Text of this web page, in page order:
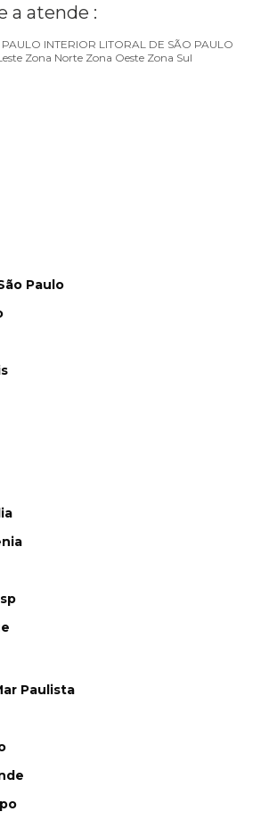
a atende :
INTERIOR LITORAL DE SÃO PAULO
Zona Norte Zona Oeste Zona Sul
Paulo
Paulista